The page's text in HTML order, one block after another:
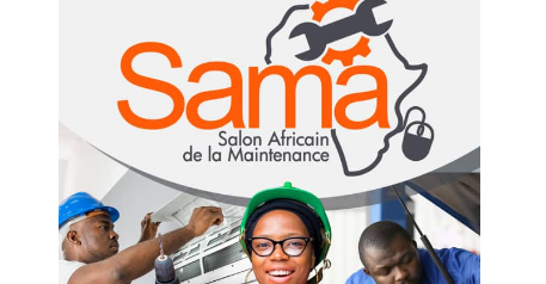
2
Espagne : une figure de
l’extrême droite condamnée à un
an de prison pour incitation à la
haine contre les migrants
Marocains
4 août 2026
3
Culture Education
Pour nourrir l’IA, les géants de la
tech achètent des millions de
livres… avant de les détruire
3 août 2026